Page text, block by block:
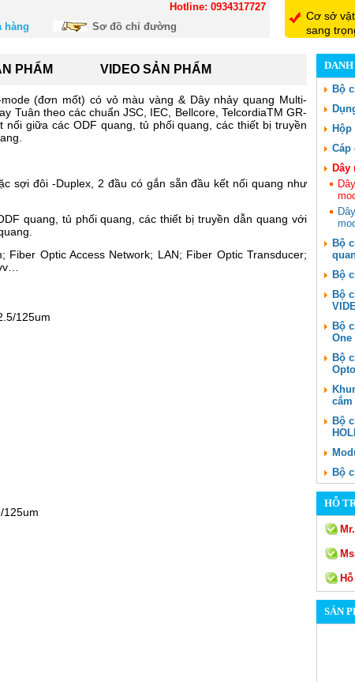
Hotline: 0934317727
hàng
Sơ đồ chỉ đường
Cơ sở
sang
Đội ngũ
chuyên
PHẨM VIDEO SẢN PHẨM
(đơn mốt) có vỏ màu vàng & Dây nhảy quang Multi-
Tuân theo các chuẩn JSC, IEC, Bellcore, TelcordiaTM GR-
giữa các ODF quang, tủ phối quang, các thiết bị truyền
sợi đôi -Duplex, 2 đầu có gắn sẵn đầu kết nối quang như
quang, tủ phối quang, các thiết bị truyền dẫn quang với
Optic Access Network; LAN; Fiber Optic Transducer;
125um
125um
Bộ
Cáp
Dây
Bộ
Bộ
Bộ
Bộ
One
Bộ
cắm
Bộ
Bộ
HỖ
SẢN